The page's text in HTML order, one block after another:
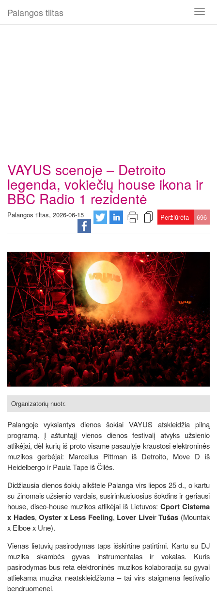
Toggle
Palangos tiltas
VAYUS scenoje – Detroito
legenda, vokiečių house ikona ir
BBC Radio 1 rezidentė
Palangos tiltas, 2026-06-15 Peržiūrėta 696
Organizatorių nuotr.
Palangoje vyksiantys dienos šokiai VAYUS atskleidžia pilną
programą. Į aštuntąjį vienos dienos festivalį atvyks užsienio
atlikėjai, dėl kurių iš proto visame pasaulyje kraustosi elektroninės
muzikos gerbėjai: Marcellus Pittman iš Detroito, Move D iš
Heidelbergo ir Paula Tape iš Čilės.
Didžiausia dienos šokių aikštele Palanga virs liepos 25 d., o kartu
su žinomais užsienio vardais, susirinkusiuosius šokdins ir geriausi
house, disco-house muzikos atlikėjai iš Lietuvos: Cport Cistema
x Hades,Oyster x Less Feeling, Lover LiveirTušas (Mountak
x Elboe x Une).
Vienas lietuvių pasirodymas taps išskirtine patirtimi. Kartu su DJ
muzika skambės gyvas instrumentalas ir vokalas. Kuris
pasirodymas bus reta elektroninės muzikos kolaboracija su gyvai
atliekama muzika neatskleidžiama – tai virs staigmena festivalio
bendruomenei.